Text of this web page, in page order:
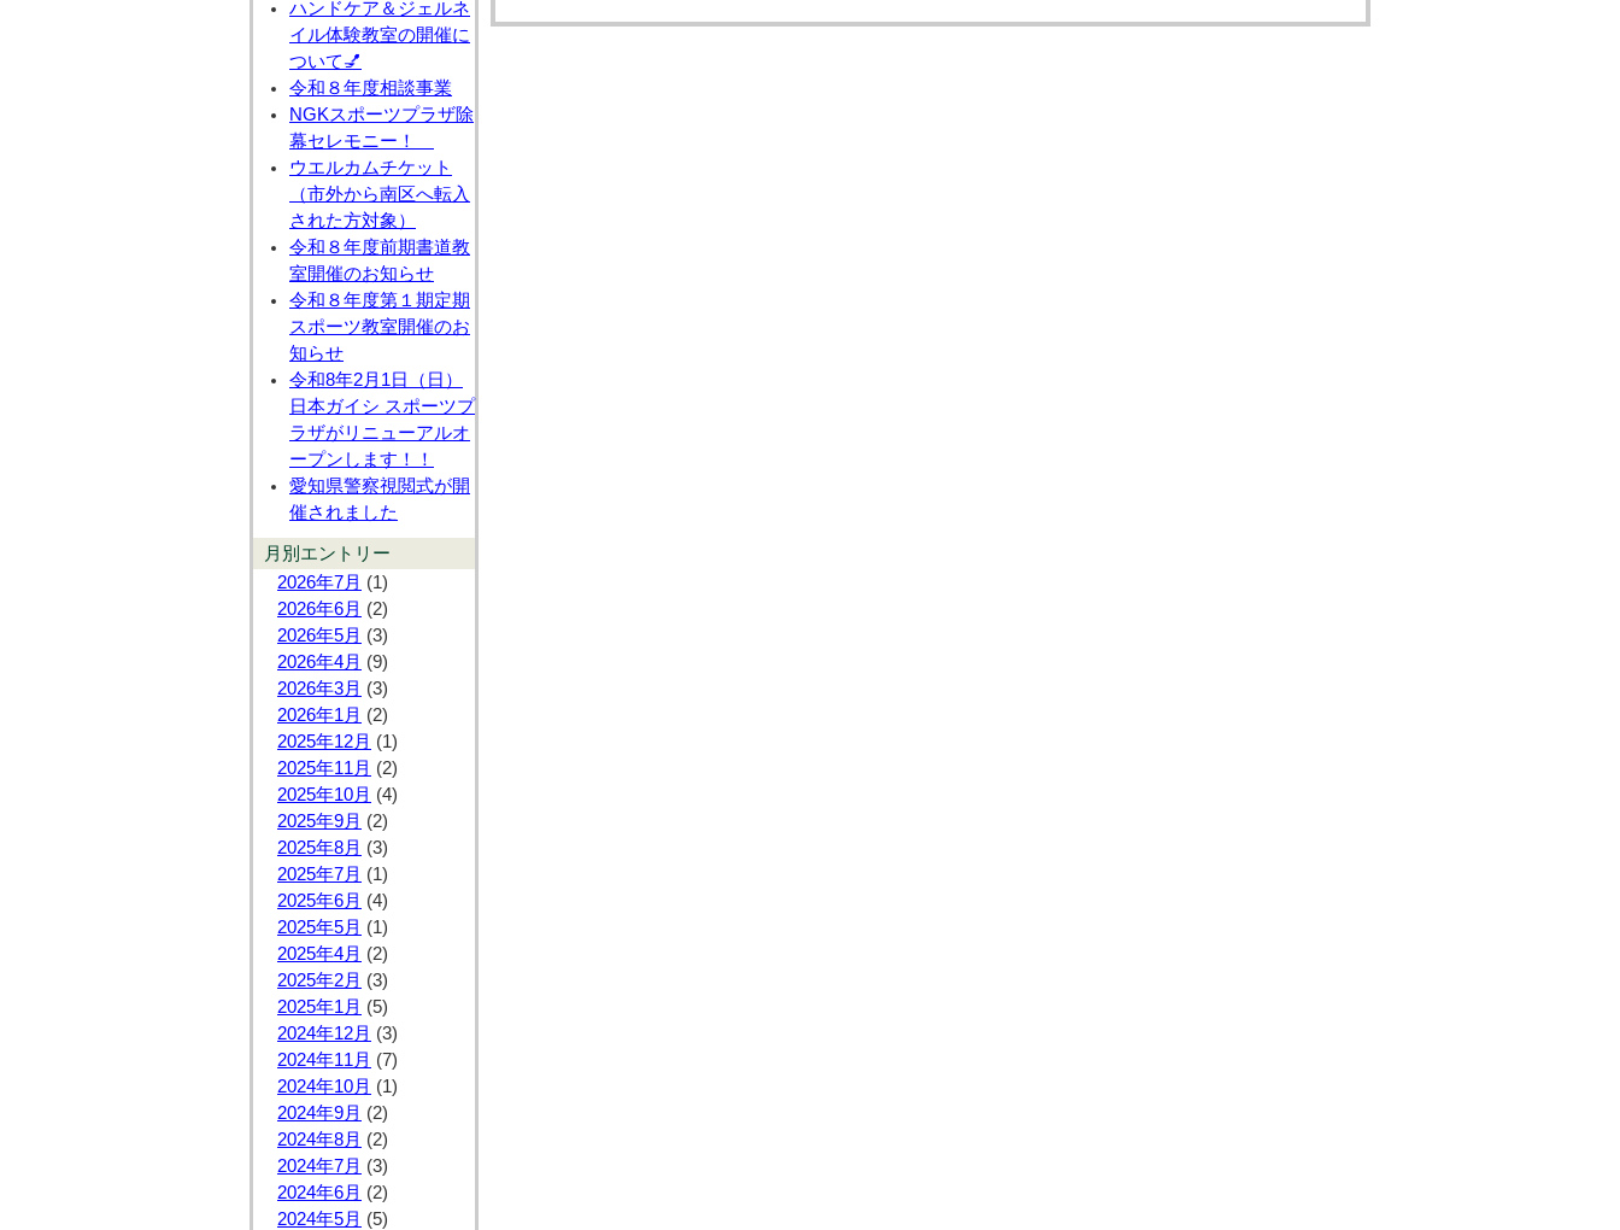
ハンドケア＆ジェルネ
イル体験教室の開催に
ついて💅
令和８年度相談事業
NGKスポーツプラザ除
幕セレモニー！
ウエルカムチケット
（市外から南区へ転入
された方対象）
令和８年度前期書道教
室開催のお知らせ
令和８年度第１期定期
スポーツ教室開催のお
知らせ
令和8年2月1日（日）
日本ガイシ スポーツプ
ラザがリニューアルオ
ープンします！！
愛知県警察視閲式が開
催されました
月別エントリー
2026年7月 (1)
2026年6月 (2)
2026年5月 (3)
2026年4月 (9)
2026年3月 (3)
2026年1月 (2)
2025年12月 (1)
2025年11月 (2)
2025年10月 (4)
2025年9月 (2)
2025年8月 (3)
2025年7月 (1)
2025年6月 (4)
2025年5月 (1)
2025年4月 (2)
2025年2月 (3)
2025年1月 (5)
2024年12月 (3)
2024年11月 (7)
2024年10月 (1)
2024年9月 (2)
2024年8月 (2)
2024年7月 (3)
2024年6月 (2)
2024年5月 (5)